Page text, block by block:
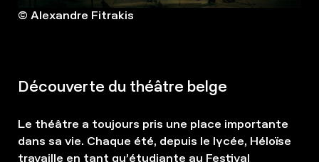
© Alexandre Fitrakis
Découverte du théâtre belge
Le théâtre a toujours pris une place importante
dans sa vie. Chaque été, depuis le lycée, Héloïse
travaille en tant qu’étudiante au Festival